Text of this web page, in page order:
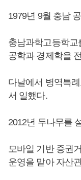
1979년 9월 충남
충남과학고등학교
공학과 경제학을
다날에서 병역특
서 일했다.
2012년 두나무를
모바일 기반 증권
운영을 맡아 자산